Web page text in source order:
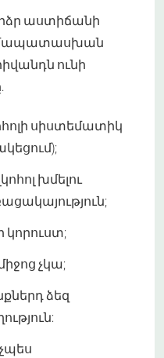
աստիճանի
ունի
սիստեմատիկ
խմելու
կորուստ;
չկա;
ձեզ